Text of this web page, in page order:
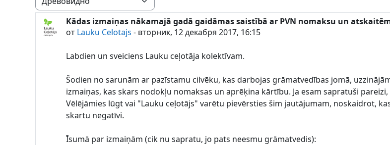
Режим отображения
Kādas izmaiņas nākamajā gadā gaidāmas saistībā ar PVN nomaksu un
от Lauku Celotajs - вторник, 12 декабря 2017, 16:15
Количество ответов: 1
Labdien un sveiciens Lauku ceļotāja kolektīvam.
Šodien no sarunām ar pazīstamu cilvēku, kas darbojas grāmatvedības jomā,
izmaiņas, kas skars nodokļu nomaksas un aprēķina kārtību. Ja esam sapratuši
Vēlējāmies lūgt vai "Lauku ceļotājs" varētu pievērsties šim jautājumam, noskaidrot,
skartu negatīvi.
Īsumā par izmaiņām (cik nu sapratu, jo pats neesmu grāmatvedis):